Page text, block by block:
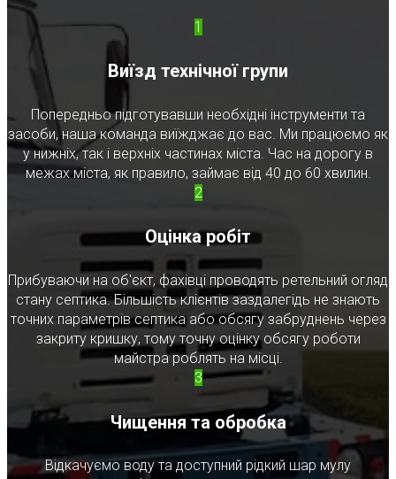
1
Виїзд технічної групи
Попередньо підготувавши необхідні інструменти та
засоби, наша команда виїжджає до вас. Ми працюємо як
у нижніх, так і верхніх частинах міста. Час на дорогу в
межах міста, як правило, займає від 40 до 60 хвилин.
2
Оцінка робіт
Прибуваючи на об'єкт, фахівці проводять ретельний огляд
стану септика. Більшість клієнтів заздалегідь не знають
точних параметрів септика або обсягу забруднень через
закриту кришку, тому точну оцінку обсягу роботи
майстра роблять на місці.
3
Чищення та обробка
Відкачуємо воду та доступний рідкий шар мулу